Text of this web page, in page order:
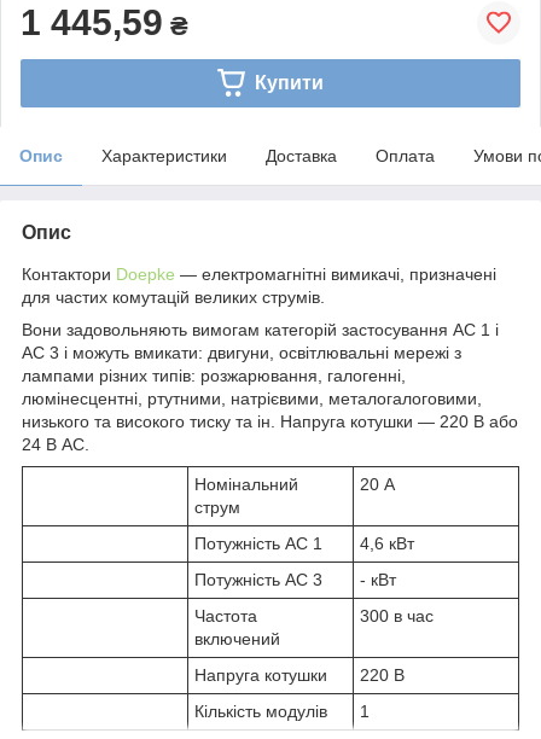
1 445,59 ₴
Купити
Опис Характеристики Доставка Оплата Умови
Опис
Контактори Doepke — електромагнітні вимикачі, призначені
для частих комутацій великих струмів.
Вони задовольняють вимогам категорій застосування АС 1 і
АС 3 і можуть вмикати: двигуни, освітлювальні мережі з
лампами різних типів: розжарювання, галогенні,
люмінесцентні, ртутними, натрієвими, металогалоговими,
низького та високого тиску та ін. Напруга котушки — 220 В або
24 В АС.
Номінальний
струм
20 А
Потужність АС 1
4,6 кВт
Потужність АС 3
- кВт
Частота
включений
300 в час
Напруга котушки
220 В
Кількість модулів
1